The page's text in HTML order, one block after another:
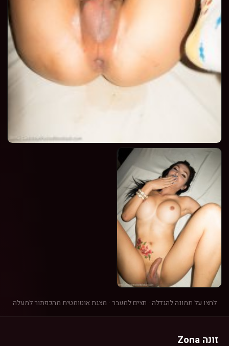
לחצו על תמונה להגדלה · חצים למעבר · מצגת אוטומטית מהכפתור למעלה
זונה Zona